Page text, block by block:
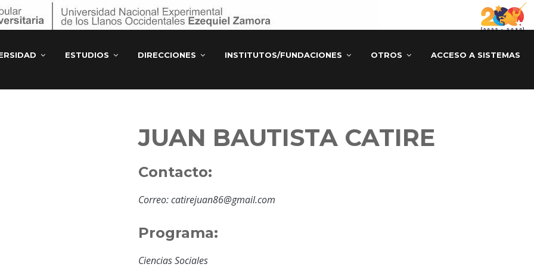
ESTUDIOS DIRECCIONES INSTITUTOS/FUNDACIONES OTROS ACCESO A SISTEMAS
JUAN BAUTISTA CATIRE
Contacto:
Correo: catirejuan86@gmail.com
Programa:
Ciencias Sociales